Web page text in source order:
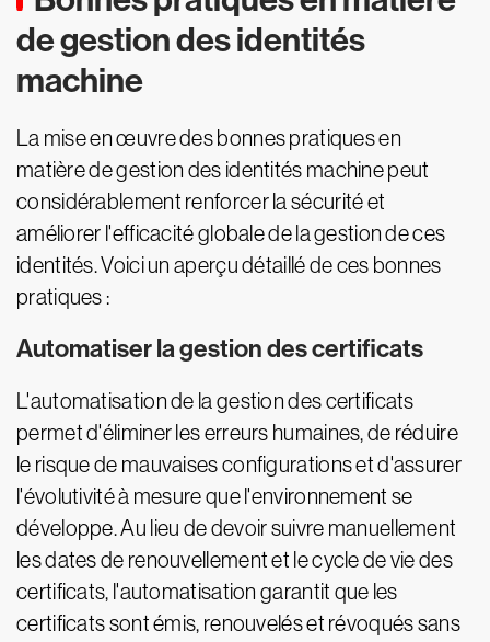
de gestion des identités
machine
La mise en œuvre des bonnes pratiques en
matière de gestion des identités machine peut
considérablement renforcer la sécurité et
améliorer l'efficacité globale de la gestion de ces
identités. Voici un aperçu détaillé de ces bonnes
pratiques :
Automatiser la gestion des certificats
L'automatisation de la gestion des certificats
permet d'éliminer les erreurs humaines, de réduire
le risque de mauvaises configurations et d'assurer
l'évolutivité à mesure que l'environnement se
développe. Au lieu de devoir suivre manuellement
les dates de renouvellement et le cycle de vie des
certificats, l'automatisation garantit que les
certificats sont émis, renouvelés et révoqués sans